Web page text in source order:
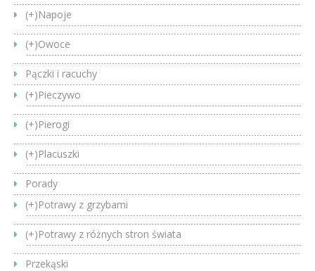
(+)Napoje
(+)Owoce
Pączki i racuchy
(+)Pieczywo
(+)Pierogi
(+)Placuszki
Porady
(+)Potrawy z grzybami
(+)Potrawy z różnych stron świata
Przekąski